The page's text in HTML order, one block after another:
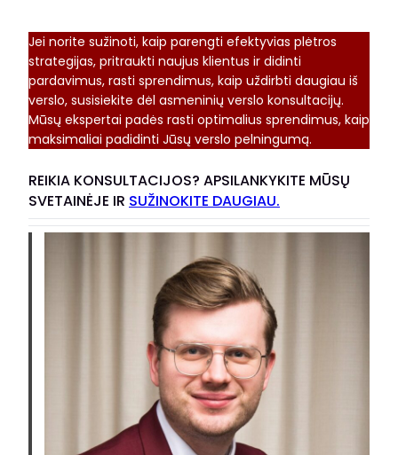
Jei norite sužinoti, kaip parengti efektyvias plėtros
strategijas, pritraukti naujus klientus ir didinti
pardavimus, rasti sprendimus, kaip uždirbti daugiau iš
verslo, susisiekite dėl asmeninių verslo konsultacijų.
Mūsų ekspertai padės rasti optimalius sprendimus, kaip
maksimaliai padidinti Jūsų verslo pelningumą.
REIKIA KONSULTACIJOS? APSILANKYKITE MŪSŲ
SVETAINĖJE IR SUŽINOKITE DAUGIAU.